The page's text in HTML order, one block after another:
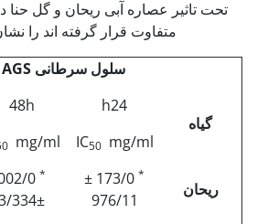
تحت تاثیر عصاره آبی ریحان و گل حنا
متفاوت قرار گرفته اند را نشان
سلول سرطانیAGS
48h
mg/ml
h24
IC50mg/ml
گیاه
*
0
334±/3
*
173/0 ±
976/11
ریحان